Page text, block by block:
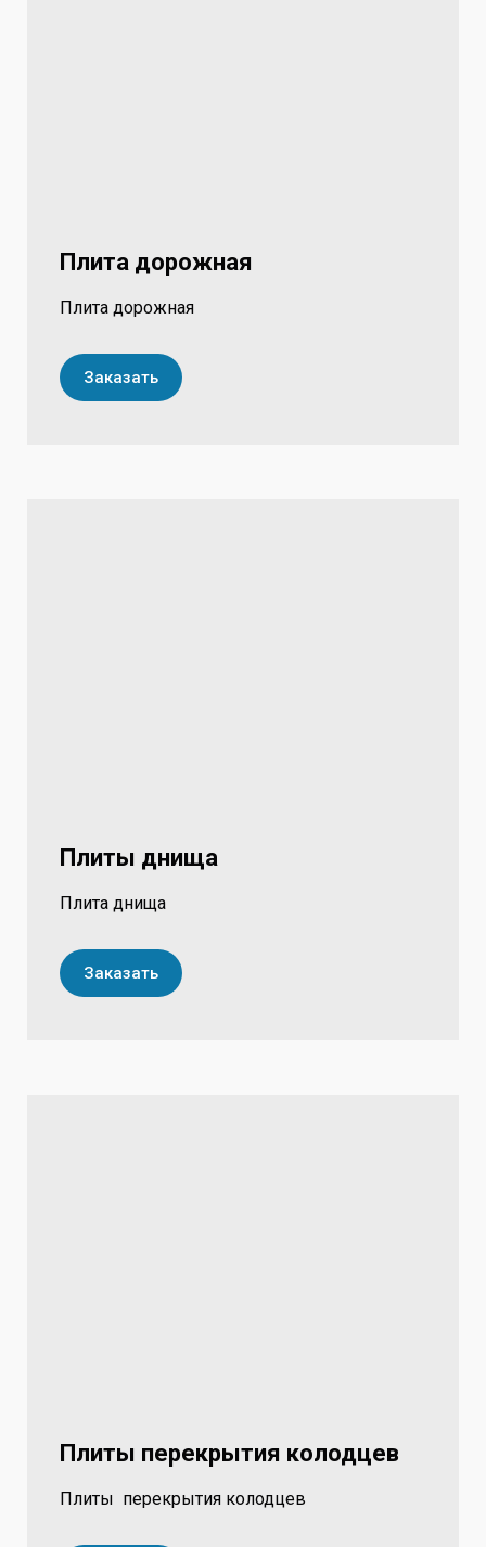
Плита дорожная
Плита дорожная
Заказать
Плиты днища
Плита днища
Заказать
Плиты перекрытия колодцев
Плиты перекрытия колодцев